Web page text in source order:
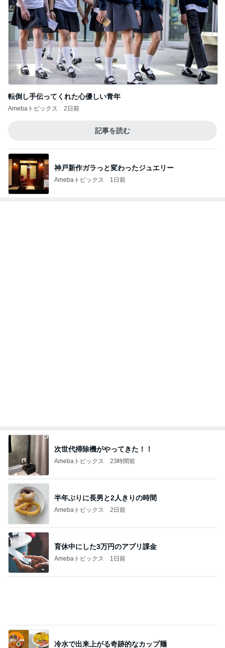
転倒し手伝ってくれた心優しい青年
Amebaトピックス 2日前
記事を読む
神戸新作ガラっと変わったジュエリー
Amebaトピックス 1日前
ヴィトンで見惚れた可愛いフィギュア
Amebaトピックス